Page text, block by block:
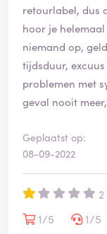
retourlabel, dus
hoor je
niemand op,
tijdsduur,
problemen met
geval nooit
Geplaatst op:
08-09-2022
1/5
1/5